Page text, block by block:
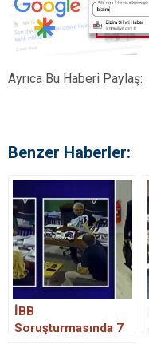
Ayrıca Bu Haberi Paylaş:
Benzer Haberler:
İBB
Soruşturmasında 7